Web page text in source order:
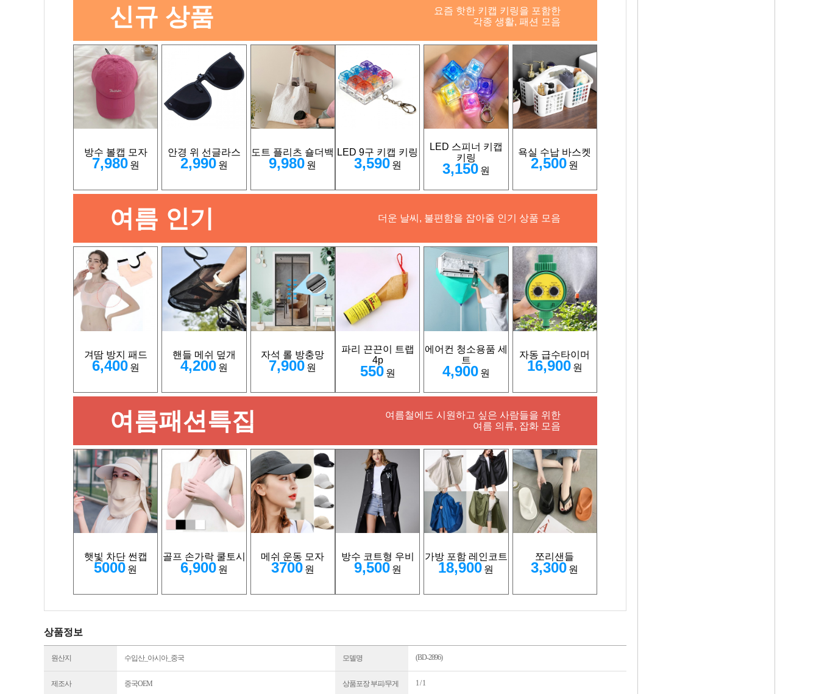
요즘 핫한 키캡 키링을 포함한
각종 생활, 패션 모음
신규 상품
방수 볼캡 모자
7,980 원
안경 위 선글라스
2,990 원
도트 플리츠 숄더백
9,980 원
LED 9구 키캡 키링
3,590 원
LED 스피너 키캡
키링
3,150 원
욕실 수납 바스켓
2,500 원
더운 날씨, 불편함을 잡아줄 인기 상품 모음
여름 인기
겨땀 방지 패드
6,400 원
핸들 메쉬 덮개
4,200 원
자석 롤 방충망
7,900 원
파리 끈끈이 트랩
4p
550 원
에어컨 청소용품 세
트
4,900 원
자동 급수타이머
16,900 원
여름철에도 시원하고 싶은 사람들을 위한
여름 의류, 잡화 모음
여름패션특집
햇빛 차단 썬캡
5000 원
골프 손가락 쿨토시
6,900 원
메쉬 운동 모자
3700 원
방수 코트형 우비
9,500 원
가방 포함 레인코트
18,900 원
쪼리샌들
3,300 원
상품정보
원산지 수입산_아시아_중국 모델명 (BD-2896)
제조사 중국OEM 상품포장 부피/무게 1 / 1